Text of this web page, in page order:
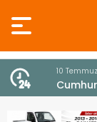
10 Temmuz